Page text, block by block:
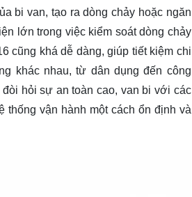
bi van, tạo ra dòng chảy hoặc ngăn
lớn trong việc kiểm soát dòng chảy
cũng khá dễ dàng, giúp tiết kiệm chi
khác nhau, từ dân dụng đến công
hỏi sự an toàn cao, van bi với các
vận hành một cách ổn định và